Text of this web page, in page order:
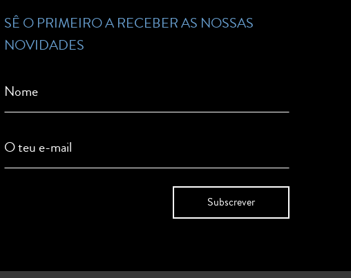
SÊ O PRIMEIRO A RECEBER AS NOSSAS
NOVIDADES
Nome
O teu e-mail